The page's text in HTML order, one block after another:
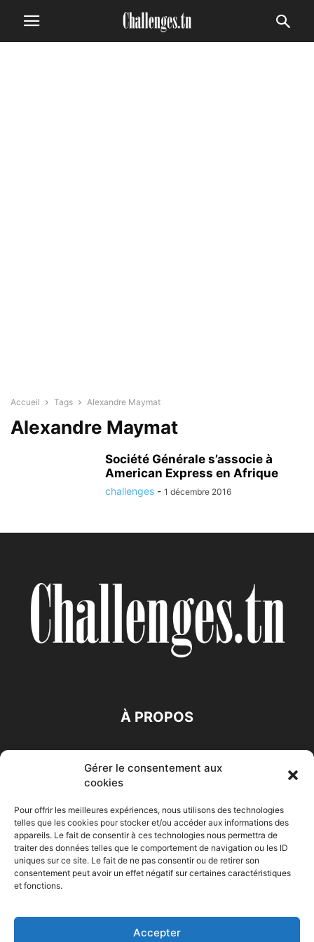
Gérer le consentement aux
cookies
Pour offrir les meilleures expériences, nous utilisons des technologies
telles que les cookies pour stocker et/ou accéder aux informations des
appareils. Le fait de consentir à ces technologies nous permettra de
traiter des données telles que le comportement de navigation ou les ID
uniques sur ce site. Le fait de ne pas consentir ou de retirer son
consentement peut avoir un effet négatif sur certaines caractéristiques
et fonctions.
Accepter
Accueil Tags Alexandre Maymat
Alexandre Maymat
Société Générale s’associe à
American Express en Afrique
challenges - 1 décembre 2016
À PROPOS
Accueil Economie Entreprises Entrepreneur
Maghreb